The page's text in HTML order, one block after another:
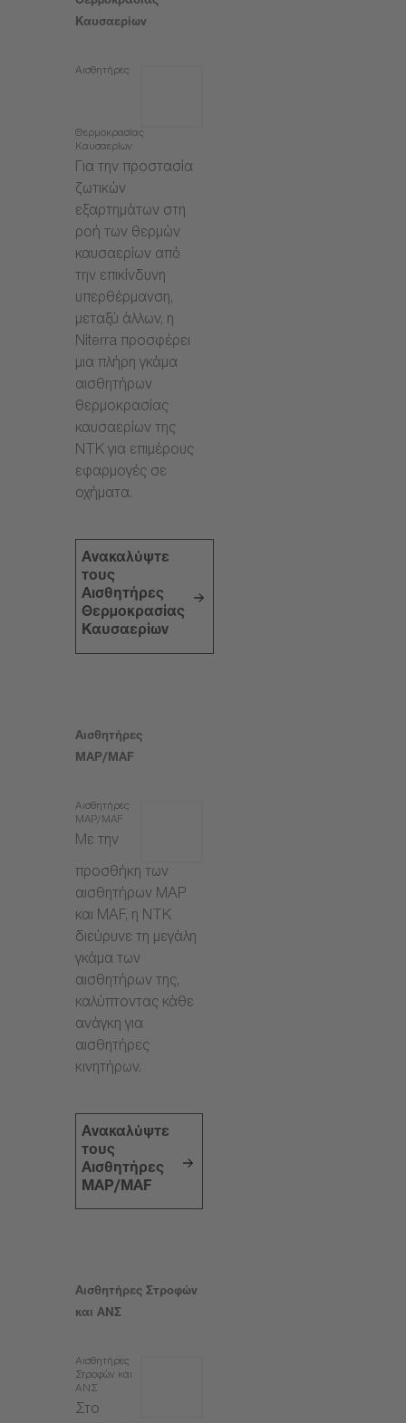
Καυσαερίων
Αισθητήρες
Θερμοκρασίας
Καυσαερίων
Για την προστασία
ζωτικών
εξαρτημάτων στη
ροή των θερμών
καυσαερίων από
την επικίνδυνη
υπερθέρμανση,
μεταξύ άλλων, η
Niterra προσφέρει
μια πλήρη γκάμα
αισθητήρων
θερμοκρασίας
καυσαερίων της
NTK για επιμέρους
εφαρμογές σε
οχήματα.
Ανακαλύψτε
τους
Αισθητήρες
Θερμοκρασίας
Καυσαερίων
Αισθητήρες
MAP/MAF
Αισθητήρες
MAP/MAF
Με την
προσθήκη των
αισθητήρων MAP
και MAF, η NTK
διεύρυνε τη μεγάλη
γκάμα των
αισθητήρων της,
καλύπτοντας κάθε
ανάγκη για
αισθητήρες
κινητήρων.
Ανακαλύψτε
τους
Αισθητήρες
MAP/MAF
Αισθητήρες Στροφών
και ΑΝΣ
Αισθητήρες
Στροφών και
ΑΝΣ
Στο